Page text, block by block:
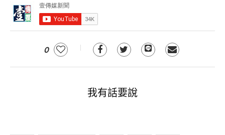
0
我有話要說